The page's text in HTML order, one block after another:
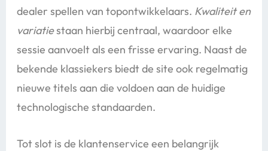
dealer spellen van topontwikkelaars. Kwaliteit en
variatiestaan hierbij centraal, waardoor elke
sessie aanvoelt als een frisse ervaring. Naast de
bekende klassiekers biedt de site ook regelmatig
nieuwe titels aan die voldoen aan de huidige
technologische standaarden.
Tot slot is de klantenservice een belangrijk